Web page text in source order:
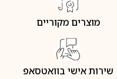
מוצרים מקוריים
שירות אישי בוואטסאפ